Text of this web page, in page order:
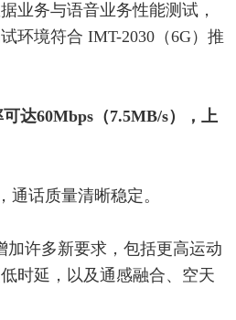
业务与语音业务性能测试，
环境符合 IMT-2030（6G）推
达60Mbps（7.5MB/s），上
话质量清晰稳定。
加许多新要求，包括更高运动
时延，以及通感融合、空天